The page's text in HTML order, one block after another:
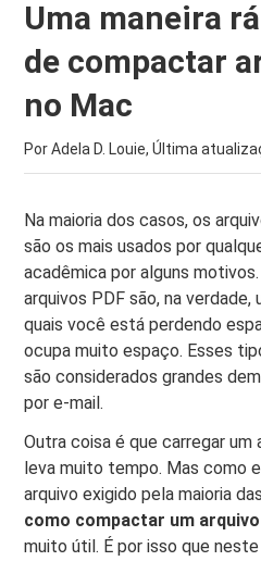
Uma maneira
de compactar
no Mac
Por Adela D. Louie, Última
Na maioria dos casos, os
são os mais usados ​​por
acadêmica por alguns
arquivos PDF são, na verdade,
quais você está perdendo
ocupa muito espaço. Esses
são considerados grandes
por e-mail.
Outra coisa é que carregar um
leva muito tempo. Mas como
arquivo exigido pela maioria
como compactar um
muito útil. É por isso que